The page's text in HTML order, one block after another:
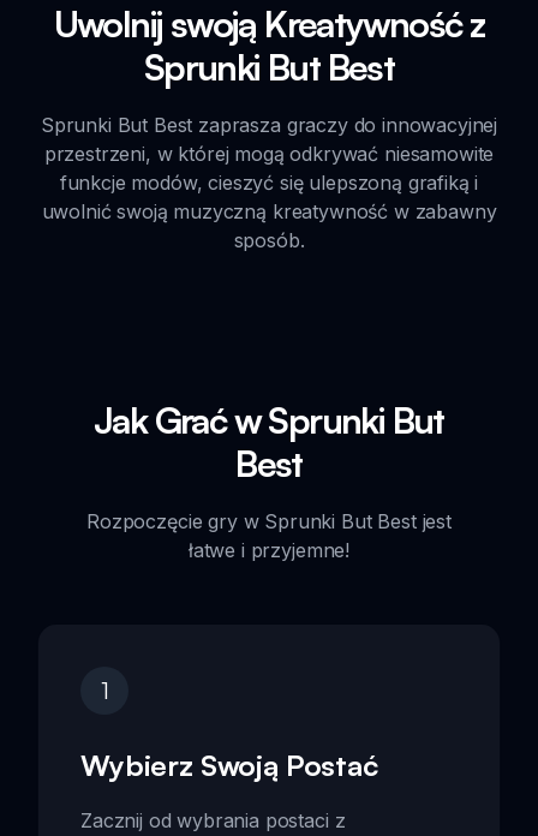
Uwolnij swoją Kreatywność z
Sprunki But Best
Sprunki But Best zaprasza graczy do innowacyjnej
przestrzeni, w której mogą odkrywać niesamowite
funkcje modów, cieszyć się ulepszoną grafiką i
uwolnić swoją muzyczną kreatywność w zabawny
sposób.
Jak Grać w Sprunki But
Best
Rozpoczęcie gry w Sprunki But Best jest
łatwe i przyjemne!
1
Wybierz Swoją Postać
Zacznij od wybrania postaci z